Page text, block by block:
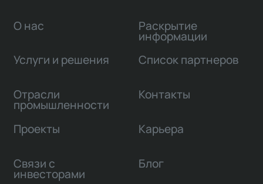
О нас
Услуги и решения
Отрасли
промышленности
Проекты
Связи с
инвесторами
Раскрытие
информации
Список партнеров
Контакты
Карьера
Блог